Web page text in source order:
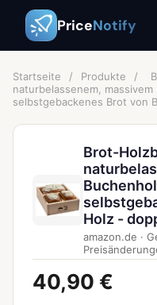
PriceNotify
Startseite / Produkte /
naturbelassenem,
selbstgebackenes Brot von
Brot-
Holz -
amazon.de ·
40,90 €